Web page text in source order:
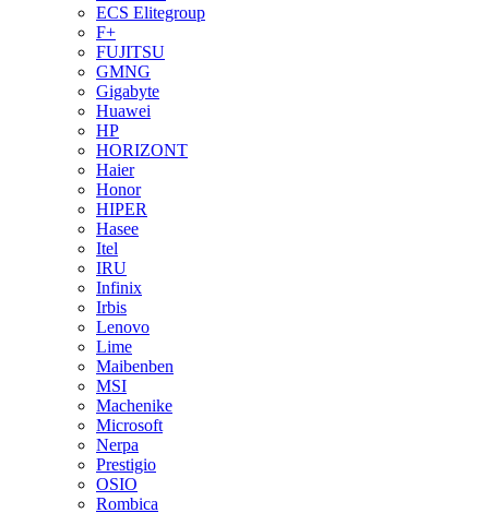
ECS Elitegroup
F+
FUJITSU
GMNG
Gigabyte
Huawei
HP
HORIZONT
Haier
Honor
HIPER
Hasee
Itel
IRU
Infinix
Irbis
Lenovo
Lime
Maibenben
MSI
Machenike
Microsoft
Nerpa
Prestigio
OSIO
Rombica